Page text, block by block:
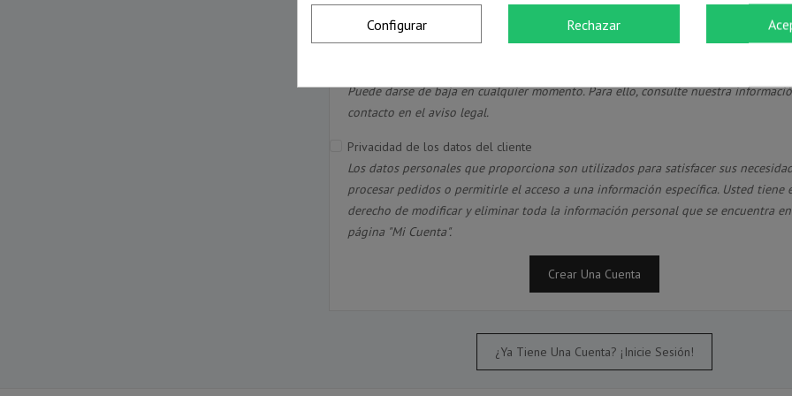
Acepto las condiciones generales y la política de confidencialidad
Puede darse de baja en cualquier momento. Para ello, consulte nuestra
contacto en el aviso legal.
Privacidad de los datos del cliente
Los datos personales que proporciona son utilizados para satisfacer sus
procesar pedidos o permitirle el acceso a una información específica. Usted tiene
derecho de modificar y eliminar toda la información personal que se encuentra
página "Mi Cuenta".
Crear Una Cuenta
¿Ya Tiene Una Cuenta? ¡Inicie Sesión!
Configurar Rechazar